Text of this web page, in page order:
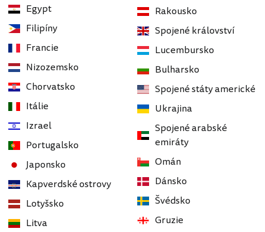
Egypt
Filipíny
Francie
Nizozemsko
Chorvatsko
Itálie
Izrael
Portugalsko
Japonsko
Kapverdské ostrovy
Lotyšsko
Litva
Rakousko
Spojené království
Lucembursko
Bulharsko
Spojené státy americké
Ukrajina
Spojené arabské
emiráty
Omán
Dánsko
Švédsko
Gruzie